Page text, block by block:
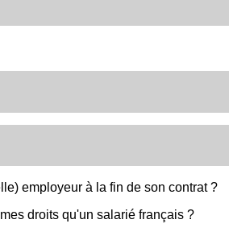
employeur à la fin de son contrat ?
droits qu'un salarié français ?